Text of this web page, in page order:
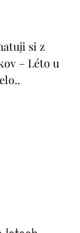
si z
– Léto u